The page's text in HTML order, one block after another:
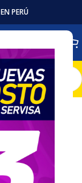
PERÚ